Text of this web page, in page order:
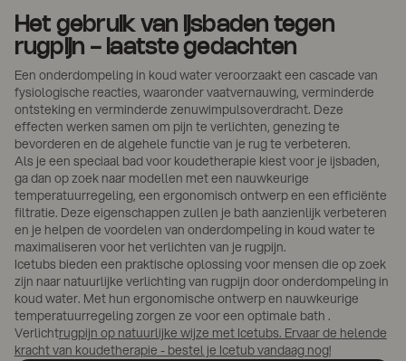
Het gebruik van ijsbaden tegen
rugpijn - laatste gedachten
Een onderdompeling in koud water veroorzaakt een cascade van
fysiologische reacties, waaronder vaatvernauwing, verminderde
ontsteking en verminderde zenuwimpulsoverdracht. Deze
effecten werken samen om pijn te verlichten, genezing te
bevorderen en de algehele functie van je rug te verbeteren.
Als je een speciaal bad voor koudetherapie kiest voor je ijsbaden,
ga dan op zoek naar modellen met een nauwkeurige
temperatuurregeling, een ergonomisch ontwerp en een efficiënte
filtratie. Deze eigenschappen zullen je bath aanzienlijk verbeteren
en je helpen de voordelen van onderdompeling in koud water te
maximaliseren voor het verlichten van je rugpijn.
Icetubs bieden een praktische oplossing voor mensen die op zoek
zijn naar natuurlijke verlichting van rugpijn door onderdompeling in
koud water. Met hun ergonomische ontwerp en nauwkeurige
temperatuurregeling zorgen ze voor een optimale bath .
‍Verlichtrugpijn op natuurlijke wijze met Icetubs. Ervaar de helende
kracht van koudetherapie - bestel je Icetub vandaag nog!